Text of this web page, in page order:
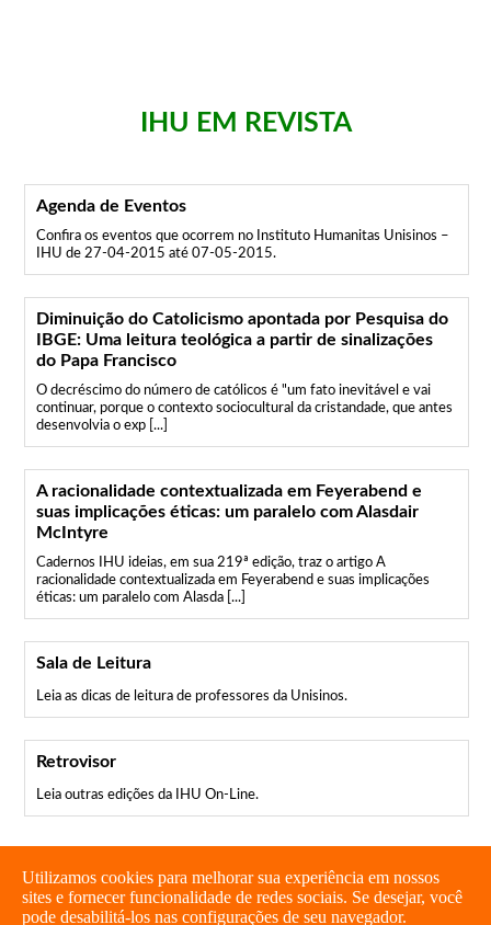
IHU EM REVISTA
Agenda de Eventos
Confira os eventos que ocorrem no Instituto Humanitas Unisinos –
IHU de 27-04-2015 até 07-05-2015.
Diminuição do Catolicismo apontada por Pesquisa do
IBGE: Uma leitura teológica a partir de sinalizações
do Papa Francisco
O decréscimo do número de católicos é "um fato inevitável e vai
continuar, porque o contexto sociocultural da cristandade, que antes
desenvolvia o exp [...]
A racionalidade contextualizada em Feyerabend e
suas implicações éticas: um paralelo com Alasdair
McIntyre
Cadernos IHU ideias, em sua 219ª edição, traz o artigo A
racionalidade contextualizada em Feyerabend e suas implicações
éticas: um paralelo com Alasda [...]
Sala de Leitura
Leia as dicas de leitura de professores da Unisinos.
Retrovisor
Leia outras edições da IHU On-Line.
Utilizamos cookies para melhorar sua experiência em nossos
sites e fornecer funcionalidade de redes sociais. Se desejar, você
pode desabilitá-los nas configurações de seu navegador.